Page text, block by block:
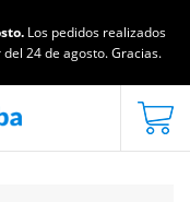
Los pedidos realizados
24 de agosto. Gracias.